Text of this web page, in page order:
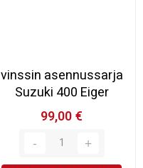
vinssin asennussarja
Suzuki 400 Eiger
99,00 €